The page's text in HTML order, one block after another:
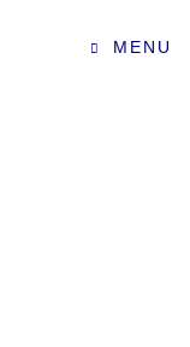
MENU